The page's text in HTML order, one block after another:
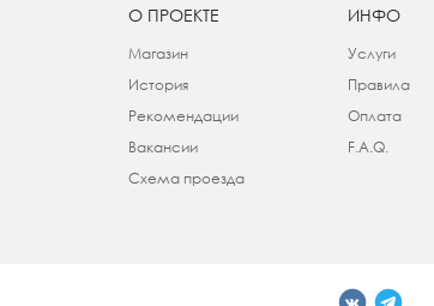
О ПРОЕКТЕ
Магазин
История
Рекомендации
Вакансии
Схема проезда
ИНФО
Услуги
Правила
Оплата
F.A.Q.